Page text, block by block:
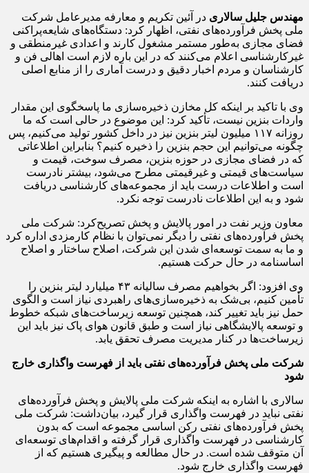
مهندس جلیل سالاری در آئین تکریم و معارفه مدیرعامل شرکت
ملی پخش فرآورده‌های نفتی، اظهار کرد: دستگاه‌های شایعه‌پراکنی
فضای مجازی به‌طور مستمر مشغول کارند و اعدادی غیرمنطقی و
غیرکارشناسی اعلام می‌کنند که در این باره لازم است اهالی فن و
کارشناسان و مردم اخبار دقیق و درست آماری را از منابع اصلی
دریافت کنند.
وی با تاکید بر اینکه کل مخازن ذخیره‌سازی ما پاسخگوی این مقدار
واردات بنزین نیست، تأکید کرد: این موضوع در حالی است که ما
روزانه ۱۱۷ میلیون لیتر بنزین نیز در داخل کشور تولید می‌کنیم، پس
چگونه می‌توانیم این حجم بنزین را ذخیره کنیم؟ بنابراین اطلاعاتی
که در فضای مجازی در حوزه بنزین، مصرف سوخت، قیمت و
سیاست‌های قیمتی و غیرقیمتی مطرح می‌شود، بیشتر نادرست
است و اطلاعات درست باید از مجموعه‌های کارشناسی دریافت
شود و به این اطلاعات نادرست توجه نکرد.
معاون وزیر نفت در امور پالایش و پخش تصریح‌کرد: شرکت ملی
پخش فرآورده‌های نفتی را دیگر نمی‌توان با نظام کارمزدی اداره کرد
و ما به سمت توسعه‌ای شدن این شرکت، اصلاح ساختار و اصلاح
اساسنامه در حال حرکت هستیم.
وی افزود: اگر بخواهیم مصرف سالیانه ۴۳ میلیارد لیتر بنزین را
تأمین کنیم، بی‌شک به ذخیره‌سازی‌های راهبردی نیاز است و الگوی
حمل نیز باید تغییر کند، همچنین توسعه زیرساخت‌های شبکه خطوط
و توسعه پالایشگاهی نیاز است و طبق قانون هوای پاک نیز باید این
زیرساخت‌ها در کنار مدیریت مصرف تحقق یابد.
شرکت ملی پخش فرآورده‌های نفتی باید از فهرست واگذاری خارج
شود
سالاری با اشاره به اینکه شرکت ملی پالایش و پخش فرآورده‌های
نفتی نباید در فهرست واگذاری قرار گیرد، بیان‌داشت: شرکت ملی
پخش فرآورده‌های نفتی رکن اساسی مجموعه است که بدون
کارشناسی در فهرست واگذاری قرار گرفته و اقدام‌های توسعه‌ای
آن متوقف شده است. در حال مطالعه و پیگیری هستیم که از
فهرست واگذاری خارج شود.